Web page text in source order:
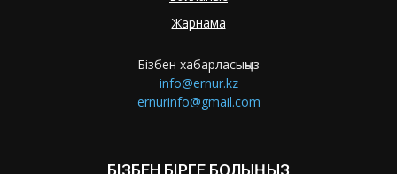
Жарнама
Бізбен хабарласыңыз
info@ernur.kz
ernurinfo@gmail.com